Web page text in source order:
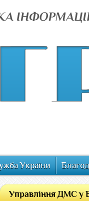
України
Управління ДМС у